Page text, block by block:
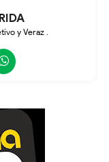
y Veraz .